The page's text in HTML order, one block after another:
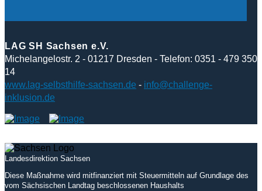
LAG SH Sachsen e.V.
Michelangelostr. 2 - 01217 Dresden - Telefon: 0351 - 479 350
14
www.lag-selbsthilfe-sachsen.de - info@challenge-
inklusion.de
Landesdirektion Sachsen
Diese Maßnahme wird mitfinanziert mit Steuermitteln auf Grundlage des
vom Sächsischen Landtag beschlossenen Haushalts